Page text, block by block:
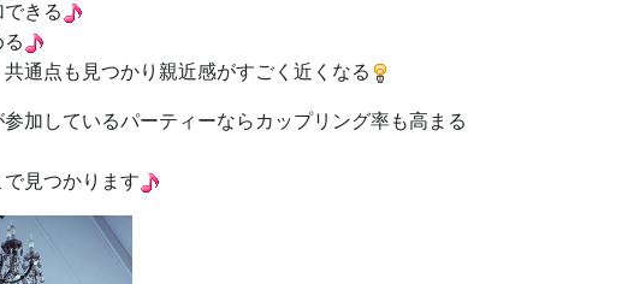
きる
通点も見つかり親近感がすごく近くなる
加しているパーティーならカップリング率も高まる
見つかります